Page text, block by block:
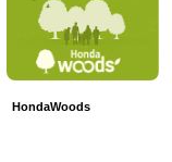
HondaWoods